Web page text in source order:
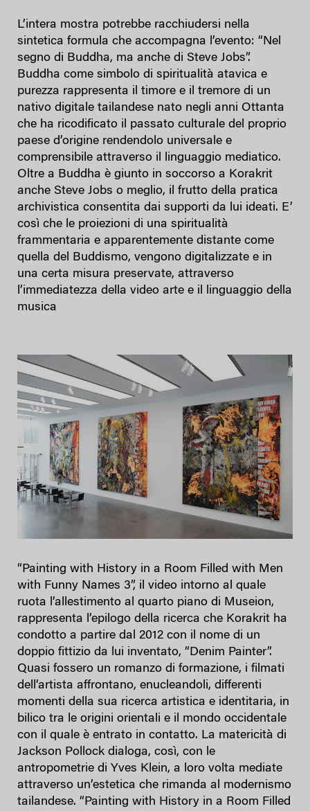
L’intera mostra potrebbe racchiudersi nella
sintetica formula che accompagna l’evento: “Nel
segno di Buddha, ma anche di Steve Jobs”.
Buddha come simbolo di spiritualità atavica e
purezza rappresenta il timore e il tremore di un
nativo digitale tailandese nato negli anni Ottanta
che ha ricodificato il passato culturale del proprio
paese d’origine rendendolo universale e
comprensibile attraverso il linguaggio mediatico.
Oltre a Buddha è giunto in soccorso a Korakrit
anche Steve Jobs o meglio, il frutto della pratica
archivistica consentita dai supporti da lui ideati. E’
così che le proiezioni di una spiritualità
frammentaria e apparentemente distante come
quella del Buddismo, vengono digitalizzate e in
una certa misura preservate, attraverso
l’immediatezza della video arte e il linguaggio della
musica
“Painting with History in a Room Filled with Men
with Funny Names 3”, il video intorno al quale
ruota l’allestimento al quarto piano di Museion,
rappresenta l’epilogo della ricerca che Korakrit ha
condotto a partire dal 2012 con il nome di un
doppio fittizio da lui inventato, “Denim Painter”.
Quasi fossero un romanzo di formazione, i filmati
dell’artista affrontano, enucleandoli, differenti
momenti della sua ricerca artistica e identitaria, in
bilico tra le origini orientali e il mondo occidentale
con il quale è entrato in contatto. La matericità di
Jackson Pollock dialoga, così, con le
antropometrie di Yves Klein, a loro volta mediate
attraverso un’estetica che rimanda al modernismo
tailandese. “Painting with History in a Room Filled